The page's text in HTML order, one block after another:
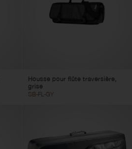
Housse pour flûte traversière,
grise
SB-FL-GY